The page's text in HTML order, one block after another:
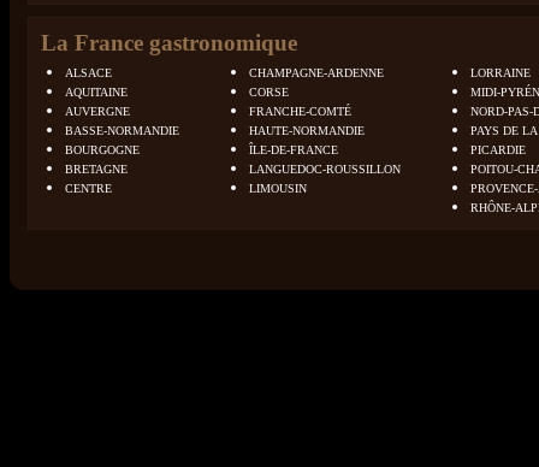
La France gastronomique
ALSACE
AQUITAINE
AUVERGNE
BASSE-NORMANDIE
BOURGOGNE
BRETAGNE
CENTRE
CHAMPAGNE-ARDENNE
CORSE
FRANCHE-COMTÉ
HAUTE-NORMANDIE
ÎLE-DE-FRANCE
LANGUEDOC-ROUSSILLON
LIMOUSIN
LORRAINE
MIDI-
NORD-PAS-
PAYS DE
PICARDIE
POITOU-
RHÔNE-